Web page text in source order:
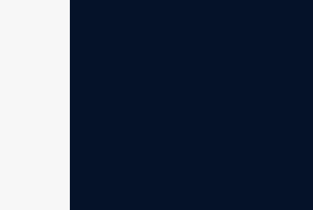
Seluruh konten di website ini, termasuk teks,
• Dilarang keras menyalin, memodifikasi,
" dan
• Harga Resmi: Harga unit mesin yang
• Pengiriman: Pengiriman unit dilakukan
disebabkan sepenuhnya oleh kelalaian